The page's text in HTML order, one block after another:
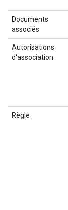
Documents
associés
Autorisations
d'association
Règle